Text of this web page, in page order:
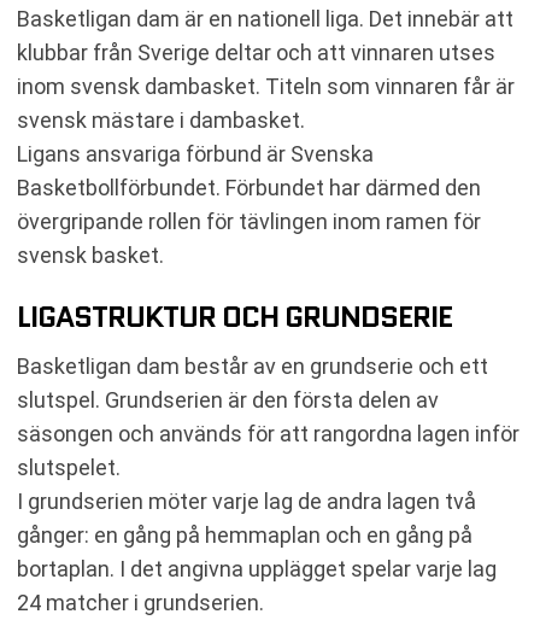
Basketligan dam är en nationell liga. Det innebär att
klubbar från Sverige deltar och att vinnaren utses
inom svensk dambasket. Titeln som vinnaren får är
svensk mästare i dambasket.
Ligans ansvariga förbund är Svenska
Basketbollförbundet. Förbundet har därmed den
övergripande rollen för tävlingen inom ramen för
svensk basket.
LIGASTRUKTUR OCH GRUNDSERIE
Basketligan dam består av en grundserie och ett
slutspel. Grundserien är den första delen av
säsongen och används för att rangordna lagen inför
slutspelet.
I grundserien möter varje lag de andra lagen två
gånger: en gång på hemmaplan och en gång på
bortaplan. I det angivna upplägget spelar varje lag
24 matcher i grundserien.